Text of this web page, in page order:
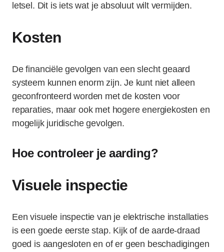
letsel. Dit is iets wat je absoluut wilt vermijden.
Kosten
De financiële gevolgen van een slecht geaard
systeem kunnen enorm zijn. Je kunt niet alleen
geconfronteerd worden met de kosten voor
reparaties, maar ook met hogere energiekosten en
mogelijk juridische gevolgen.
Hoe controleer je aarding?
Visuele inspectie
Een visuele inspectie van je elektrische installaties
is een goede eerste stap. Kijk of de aarde-draad
goed is aangesloten en of er geen beschadigingen